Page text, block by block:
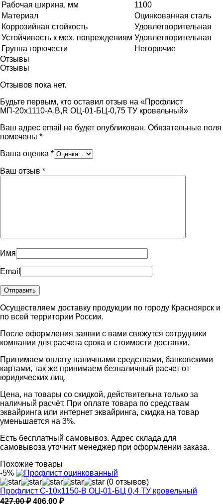
Рабочая ширина, мм
1100
Материал
Оцинкованная сталь
Коррозийная стойкость
Удовлетворительная
Устойчивость к мех. повреждениям Удовлетворительная
Группа горючести
Негорючие
Отзывы
Отзывы
Отзывов пока нет.
Будьте первым, кто оставил отзыв на «Профлист
МП-20х1110-A,B,R ОЦ-01-БЦ-0,75 ТУ кровельный»
Ваш адрес email не будет опубликован. Обязательные поля
помечены *
Ваша оценка *
Ваш отзыв *
Имя
Email
Осуществляем доставку продукции по городу Красноярск и
по всей территории России.
После оформления заявки с вами свяжутся сотрудники
компании для расчета срока и стоимости доставки.
Принимаем оплату наличными средствами, банковскими
картами, так же принимаем безналичный расчет от
юридических лиц.
Цена, на товары со скидкой, действительна только за
наличный расчёт. При оплате товара по средствам
эквайринга или интернет эквайринга, скидка на товар
уменьшается на 3%.
Есть бесплатный самовывоз. Адрес склада для
самовывоза уточнит менеджер при оформлении заказа.
Похожие товары
-5%
(0 отзывов)
Профлист С-10х1150-B ОЦ-01-БЦ 0,4 ТУ кровельный
427,00₽ Первоначальная
406,00 ₽Текущая